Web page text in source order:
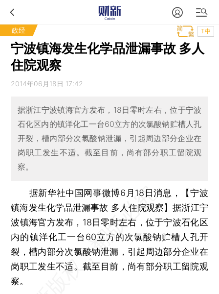
政经 T中
宁波镇海发生化学品泄漏事故 多人
住院观察
2014年06月18日 17:42
据浙江宁波镇海官方发布，18日零时左右，位于宁波
石化区内的镇洋化工一台60立方的次氯酸钠贮槽人孔
开裂，槽内部分次氯酸钠泄漏，引起周边部分企业在
岗职工发生不适。截至目前，尚有部分职工留院观
察。
据新华社中国网事微博6月18日消息，【宁波
镇海发生化学品泄漏事故 多人住院观察】据浙江宁
波镇海官方发布，18日零时左右，位于宁波石化区
内的镇洋化工一台60立方的次氯酸钠贮槽人孔开
裂，槽内部分次氯酸钠泄漏，引起周边部分企业在
岗职工发生不适。截至目前，尚有部分职工留院观
察。